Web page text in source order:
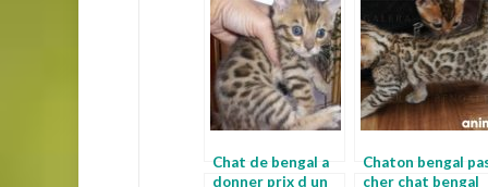
Chat de bengal a
donner prix d un
Chaton bengal
cher chat bengal